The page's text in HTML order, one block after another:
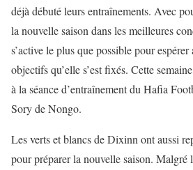
déjà débuté leurs entraînements. Avec
la nouvelle saison dans les meilleures
s’active le plus que possible pour
objectifs qu’elle s’est fixés. Cette
à la séance d’entraînement du Hafia
Sory de Nongo.
Les verts et blancs de Dixinn ont aussi
pour préparer la nouvelle saison. Malgré